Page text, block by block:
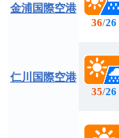
金浦国際空港
仁川国際空港
36/26
35/26